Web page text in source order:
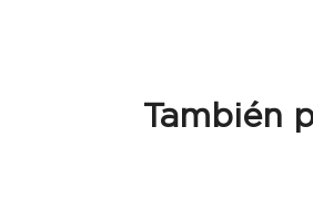
También